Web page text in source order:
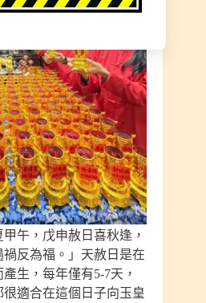
午，戊申赦日喜秋逢，
反為福。」天赦日是在
生，每年僅有5-7天，
適合在這個日子向玉皇